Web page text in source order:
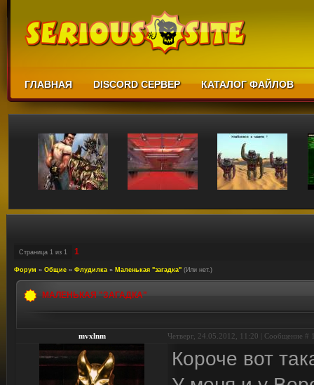
ГЛАВНАЯ DISCORD СЕРВЕР КАТАЛОГ ФАЙЛОВ
Страница 1 из 1 1
Форум » Общие » Флудилка » Маленькая "загадка" (Или нет.)
МАЛЕНЬКАЯ "ЗАГАДКА"
mvxlnm Четверг, 24.05.2012, 11:20 | Сообщение #
Короче вот